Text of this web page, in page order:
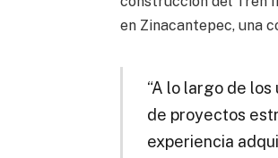
en Zinacantepec, una
“A lo largo de
de proyectos
experiencia